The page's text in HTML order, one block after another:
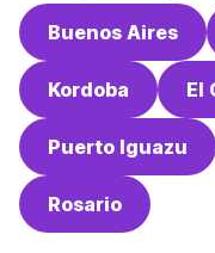
Buenos Aires
Kordoba El
Puerto Iguazu
Rosario